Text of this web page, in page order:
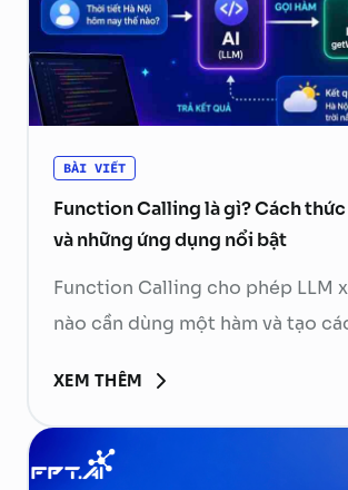
BÀI VIẾT
Function Calling là gì? Cách
và những ứng dụng nổi bật
Function Calling cho phép LLM
nào cần dùng một hàm và tạo
thực thi hàm rồi gửi kết quả về
tạo phản hồi cuối cùng. Hãy
tìm hiểu Function Calling là gì,
XEM THÊM